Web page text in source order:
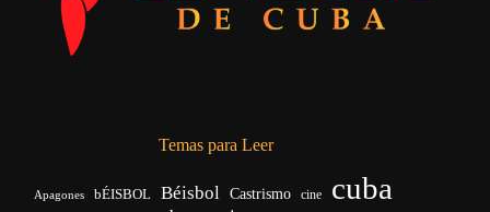
Temas para Leer
Apagones bÉISBOL Béisbol Castrismo cine cuba